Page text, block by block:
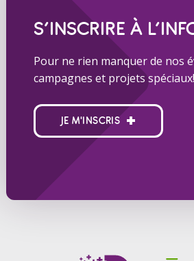
S’INSCRIRE À
Pour ne rien manquer de nos
campagnes et projets spéciaux!
JE M'INSCRIS